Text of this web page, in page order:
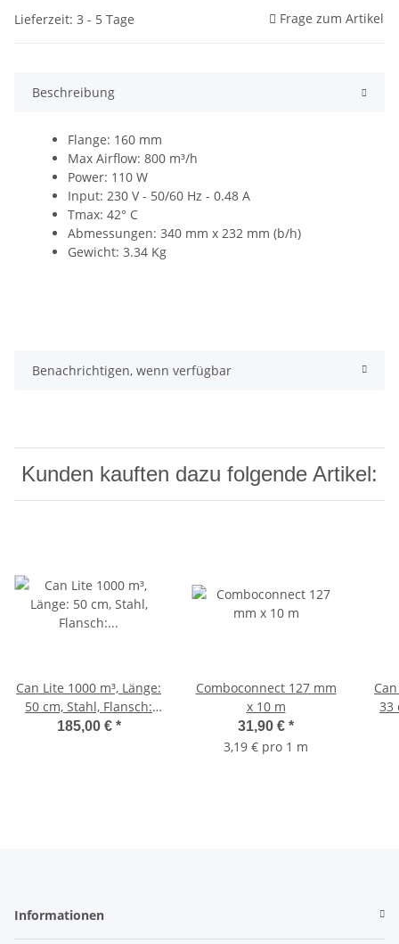
Lieferzeit: 3 - 5 Tage Frage zum Artikel
Beschreibung
Flange: 160 mm
Max Airflow: 800 m³/h
Power: 110 W
Input: 230 V - 50/60 Hz - 0.48 A
Tmax: 42° C
Abmessungen: 340 mm x 232 mm (b/h)
Gewicht: 3.34 Kg
Benachrichtigen, wenn verfügbar
Kunden kauften dazu folgende Artikel:
Can Lite 1000 m³, Länge:
50 cm, Stahl, Flansch:
200
185,00 € *
Comboconnect 127 mm
x 10 m
31,90 € *
3,19 € pro 1 m
33
Informationen